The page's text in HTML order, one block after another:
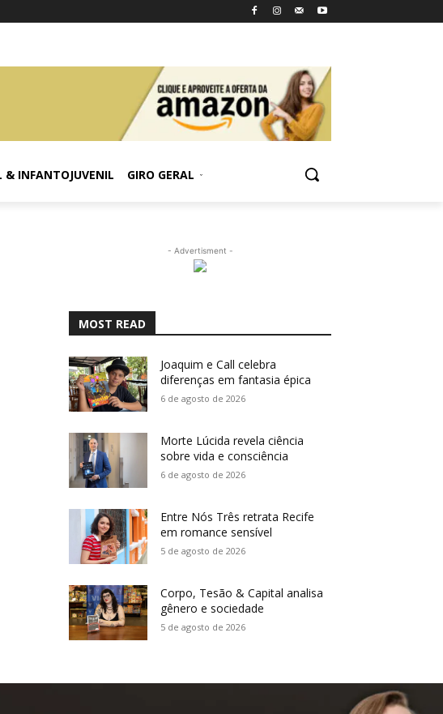
& INFANTOJUVENIL GIRO GERAL
- Advertisment -
MOST READ
Joaquim e Call celebra
diferenças em fantasia épica
6 de agosto de 2026
Morte Lúcida revela ciência
sobre vida e consciência
6 de agosto de 2026
Entre Nós Três retrata Recife
em romance sensível
5 de agosto de 2026
Corpo, Tesão & Capital analisa
gênero e sociedade
5 de agosto de 2026